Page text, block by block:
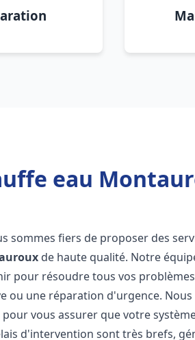
eau
sommes fiers de proposer des
de haute qualité. Notre
pour résoudre tous vos
ou une réparation d'urgence.
vous assurer que votre
d'intervention sont très brefs,